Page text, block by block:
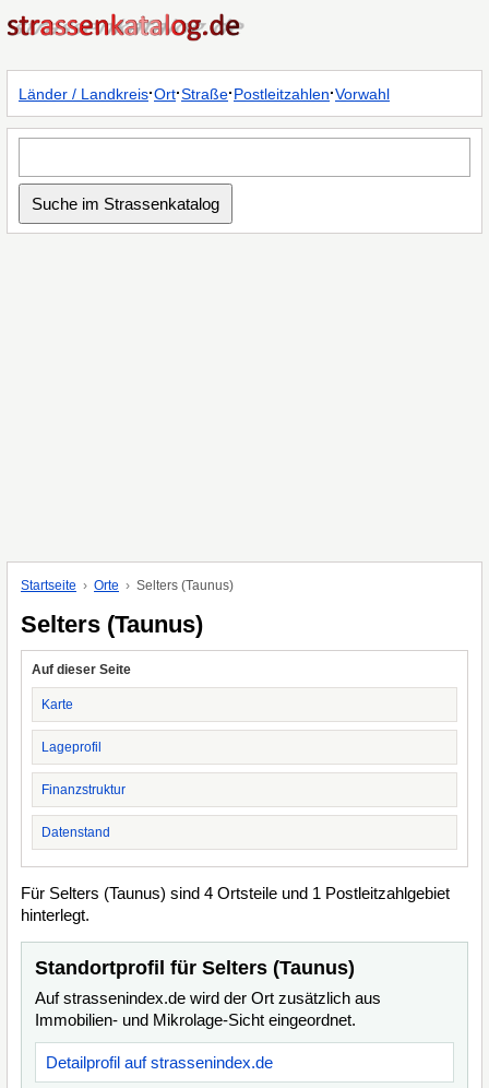
Länder / Landkreis·Ort·Straße·Postleitzahlen·Vorwahl
Startseite Orte Selters (Taunus)
Selters (Taunus)
Auf dieser Seite
Karte
Lageprofil
Finanzstruktur
Datenstand
Für Selters (Taunus) sind 4 Ortsteile und 1 Postleitzahlgebiet
hinterlegt.
Standortprofil für Selters (Taunus)
Auf strassenindex.de wird der Ort zusätzlich aus
Immobilien- und Mikrolage-Sicht eingeordnet.
Detailprofil auf strassenindex.de